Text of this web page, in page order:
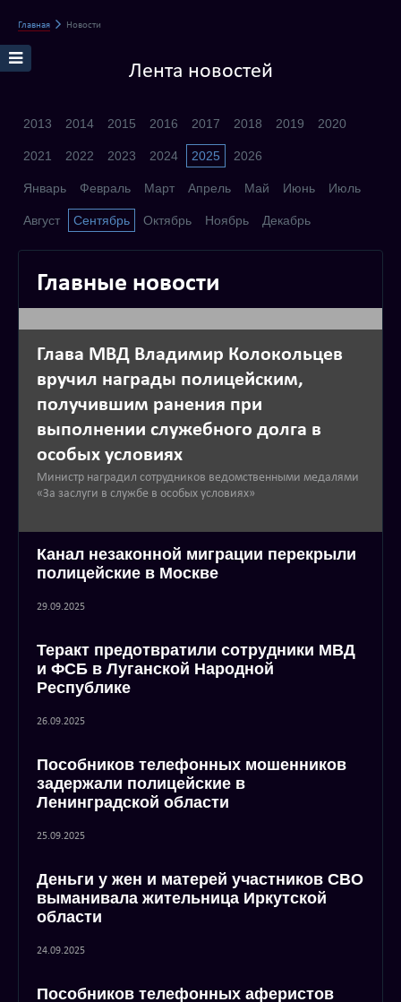
Главная Новости
Лента новостей
2013 2014 2015 2016 2017 2018 2019 2020
2021 2022 2023 2024 2025 2026
Январь Февраль Март Апрель Май Июнь Июль
Август Сентябрь Октябрь Ноябрь Декабрь
Главные новости
Глава МВД Владимир Колокольцев
вручил награды полицейским,
получившим ранения при
выполнении служебного долга в
особых условиях
Министр наградил сотрудников ведомственными медалями
«За заслуги в службе в особых условиях»
Канал незаконной миграции перекрыли
полицейские в Москве
29.09.2025
Теракт предотвратили сотрудники МВД
и ФСБ в Луганской Народной
Республике
26.09.2025
Пособников телефонных мошенников
задержали полицейские в
Ленинградской области
25.09.2025
Деньги у жен и матерей участников СВО
выманивала жительница Иркутской
области
24.09.2025
Пособников телефонных аферистов